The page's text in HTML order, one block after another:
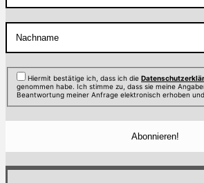
Hiermit bestätige ich, dass ich die
genommen habe. Ich stimme zu, dass sie meine
Beantwortung meiner Anfrage elektronisch erhoben